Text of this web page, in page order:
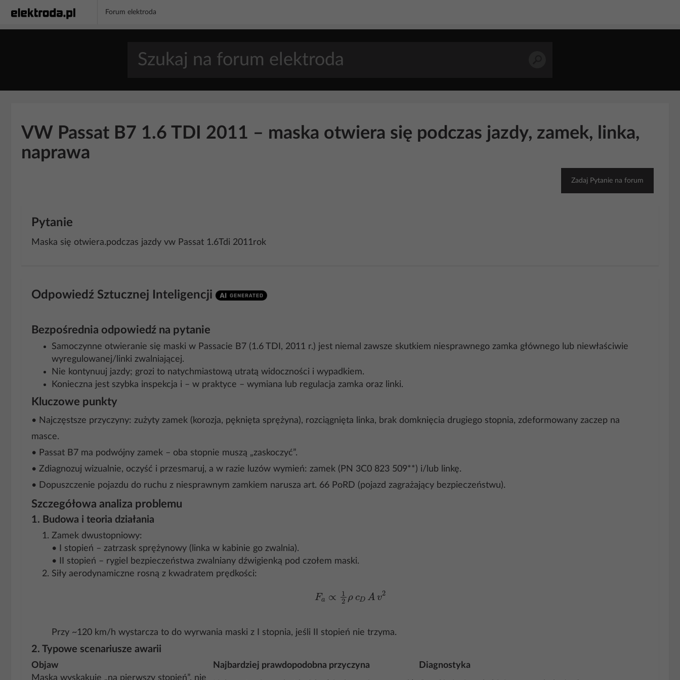
Forum elektroda
VW Passat B7 1.6 TDI 2011 – maska otwiera się podczas jazdy, zamek, linka,
naprawa
Zadaj Pytanie na forum
Pytanie
Maska się otwiera.podczas jazdy vw Passat 1.6Tdi 2011rok
Odpowiedź Sztucznej Inteligencji
Bezpośrednia odpowiedź na pytanie
Samoczynne otwieranie się maski w Passacie B7 (1.6 TDI, 2011 r.) jest niemal zawsze skutkiem niesprawnego zamka głównego lub niewłaściwie
wyregulowanej/linki zwalniającej.
Nie kontynuuj jazdy; grozi to natychmiastową utratą widoczności i wypadkiem.
Konieczna jest szybka inspekcja i – w praktyce – wymiana lub regulacja zamka oraz linki.
Kluczowe punkty
• Najczęstsze przyczyny: zużyty zamek (korozja, pęknięta sprężyna), rozciągnięta linka, brak domknięcia drugiego stopnia, zdeformowany zaczep na
masce.
• Passat B7 ma podwójny zamek – oba stopnie muszą „zaskoczyć”.
• Zdiagnozuj wizualnie, oczyść i przesmaruj, a w razie luzów wymień: zamek (PN 3C0 823 509**) i/lub linkę.
• Dopuszczenie pojazdu do ruchu z niesprawnym zamkiem narusza art. 66 PoRD (pojazd zagrażający bezpieczeństwu).
Szczegółowa analiza problemu
1. Budowa i teoria działania
Zamek dwustopniowy:
• I stopień – zatrzask sprężynowy (linka w kabinie go zwalnia).
• II stopień – rygiel bezpieczeństwa zwalniany dźwigienką pod czołem maski.
Siły aerodynamiczne rosną z kwadratem prędkości:
Fa 2 Av 2
Przy ~120 km/h wystarcza to do wyrwania maski z I stopnia, jeśli II stopień nie trzyma.
2. Typowe scenariusze awarii
Objaw Najbardziej prawdopodobna przyczyna
Diagnostyka
Maska wyskakuje „na pierwszy stopień”, nie